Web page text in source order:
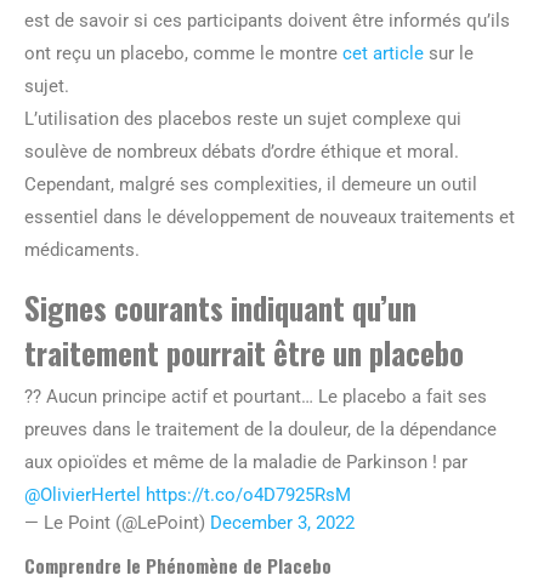
est de savoir si ces participants doivent être informés qu’ils
ont reçu un placebo, comme le montre cet article sur le
sujet.
L’utilisation des placebos reste un sujet complexe qui
soulève de nombreux débats d’ordre éthique et moral.
Cependant, malgré ses complexities, il demeure un outil
essentiel dans le développement de nouveaux traitements et
médicaments.
Signes courants indiquant qu’un
traitement pourrait être un placebo
?? Aucun principe actif et pourtant… Le placebo a fait ses
preuves dans le traitement de la douleur, de la dépendance
aux opioïdes et même de la maladie de Parkinson ! par
@OlivierHertel https://t.co/o4D7925RsM
— Le Point (@LePoint) December 3, 2022
Comprendre le Phénomène de Placebo